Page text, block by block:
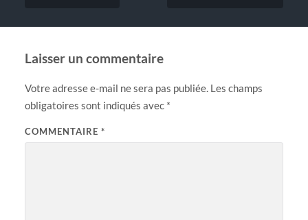
Laisser un commentaire
Votre adresse e-mail ne sera pas publiée. Les champs
obligatoires sont indiqués avec *
COMMENTAIRE *